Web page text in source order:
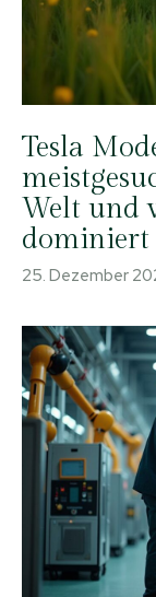
Tesla
Welt und
dominiert
25. Dezember